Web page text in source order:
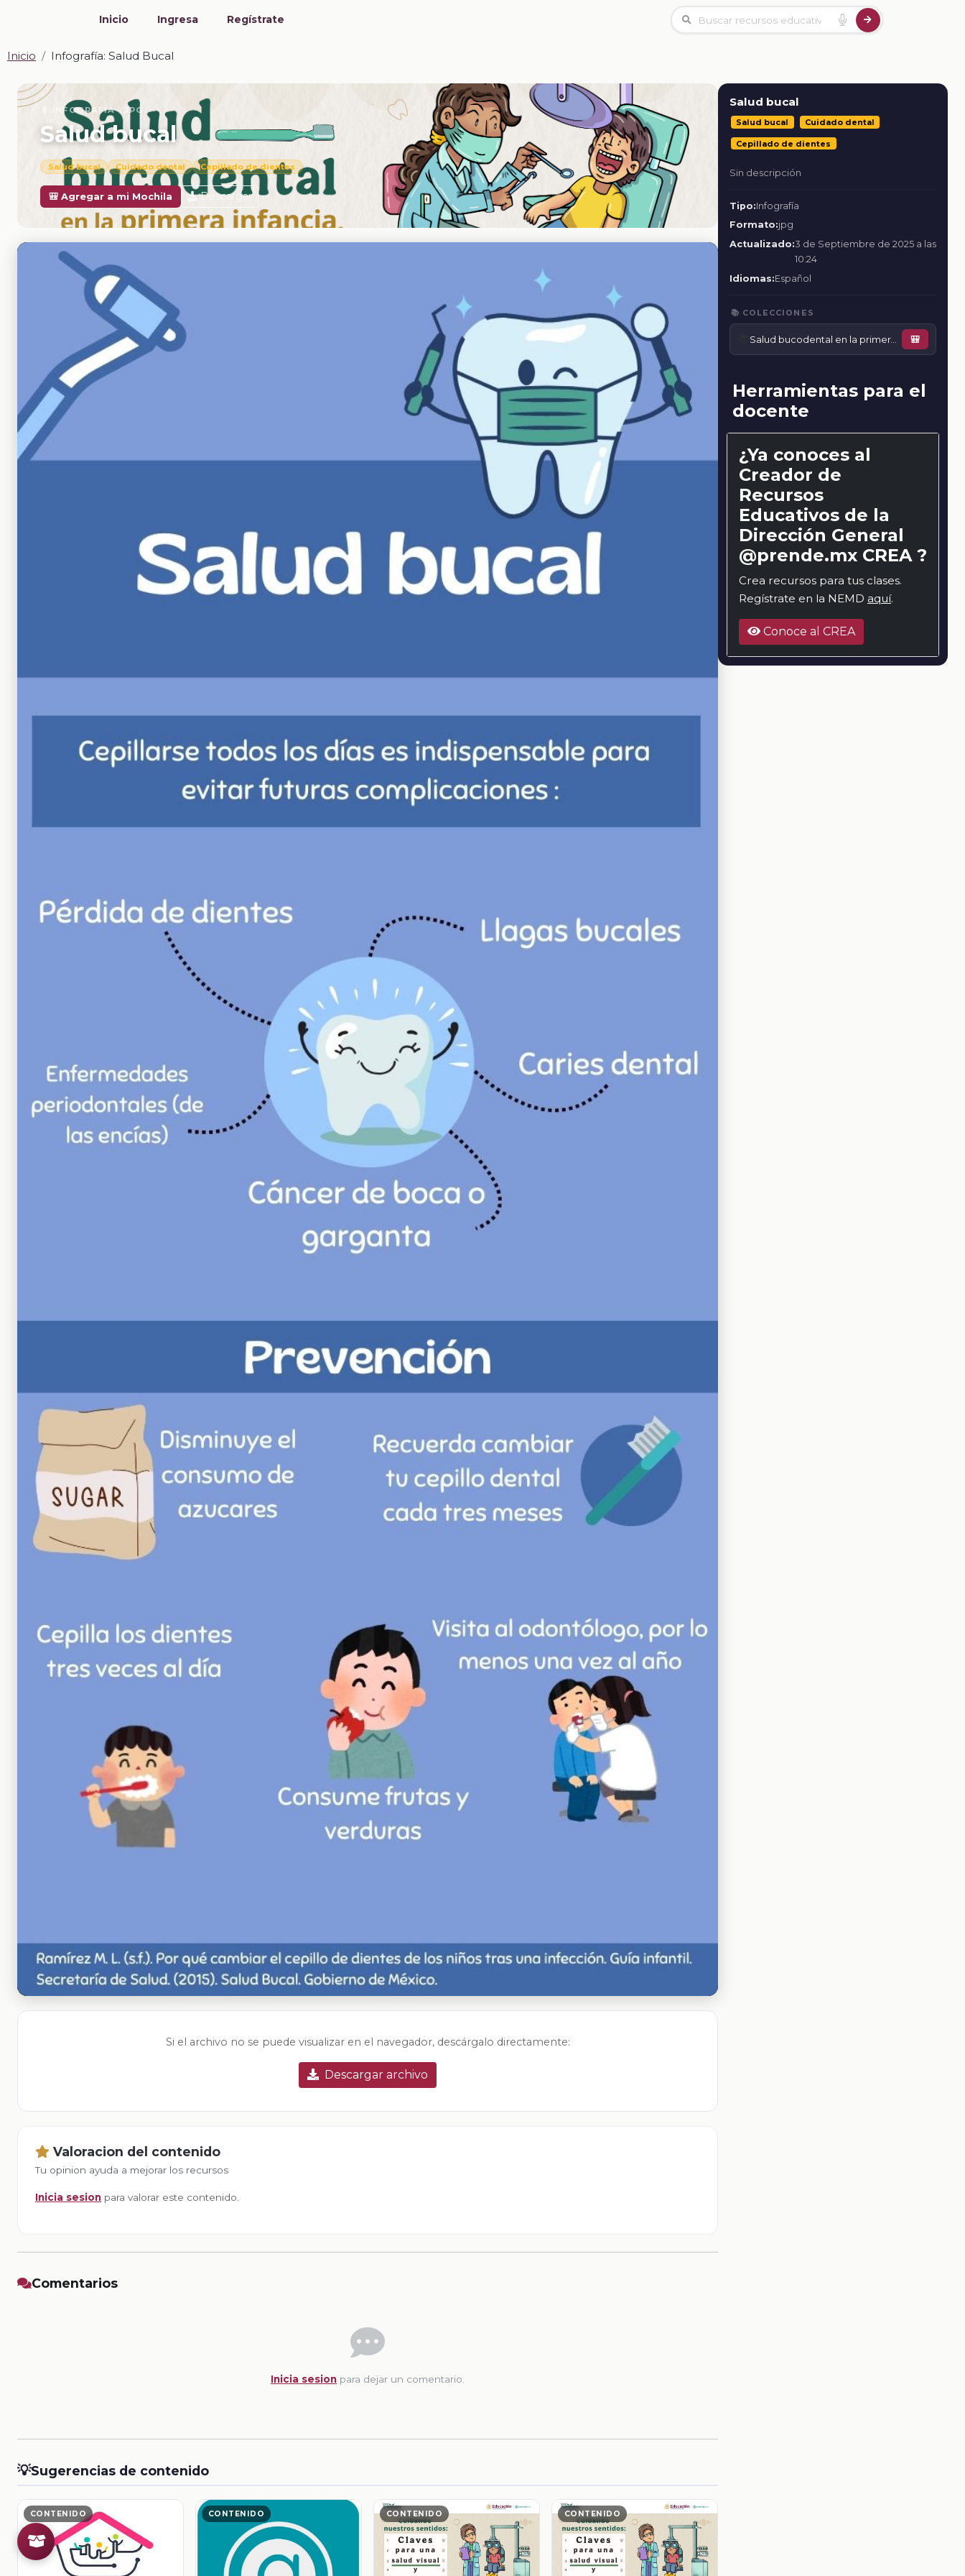
Inicio Ingresa Regístrate
Inicio Infografía: Salud Bucal
📎 INFOGRAFÍA · JPG
Salud bucal
Salud bucal Cuidado dental Cepillado de dientes
🎒 Agregar a mi Mochila Descargar
Si el archivo no se puede visualizar en el navegador, descárgalo directamente:
Descargar archivo
Valoracion del contenido
Tu opinion ayuda a mejorar los recursos
Inicia sesion para valorar este contenido.
Comentarios
Inicia sesion para dejar un comentario.
💡Sugerencias de contenido
CONTENIDO CONTENIDO CONTENIDO CONTENIDO
Salud bucal
Salud bucal Cuidado dental
Cepillado de dientes
Sin descripción
Tipo:Infografía
Formato:jpg
Actualizado:3 de Septiembre de 2025 a las
10:24
Idiomas:Español
📚 COLECCIONES
Salud bucodental en la primera infancia, niñez y adolescencia 🎒
Herramientas para el
docente
¿Ya conoces al
Creador de
Recursos
Educativos de la
Dirección General
@prende.mx CREA ?
Crea recursos para tus clases.
Regístrate en la NEMD aquí.
Conoce al CREA